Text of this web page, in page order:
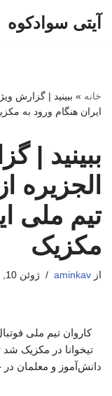
آیتی سوادکوه
خانه » ببینید | گزارش
ایران هنگام ورود به
ببینید |
الجزیره
تیم ملی
مکزیک
از aminkav ژوئن 10, 2026
تیخوانا در مکزیک شد
دانش‌آموز و معلمان